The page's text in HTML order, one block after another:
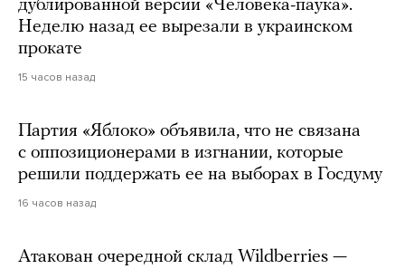
дублированной версии «Человека-паука».
Неделю назад ее вырезали в украинском
прокате
15 часов назад
Партия «Яблоко» объявила, что не связана
с оппозиционерами в изгнании, которые
решили поддержать ее на выборах в Госдуму
16 часов назад
Атакован очередной склад Wildberries —